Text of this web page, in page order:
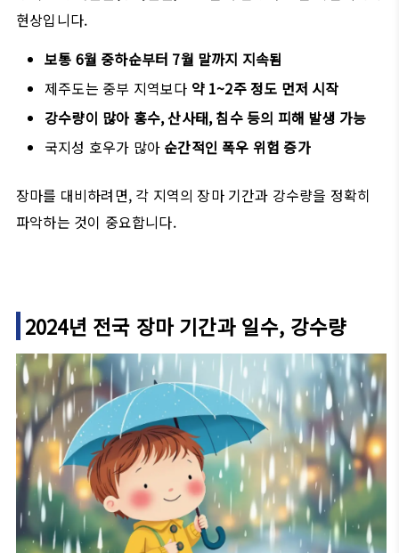
현상입니다.
보통 6월 중하순부터 7월 말까지 지속됨
제주도는 중부 지역보다 약 1~2주 정도 먼저 시작
강수량이 많아 홍수, 산사태, 침수 등의 피해 발생 가능
국지성 호우가 많아 순간적인 폭우 위험 증가
장마를 대비하려면, 각 지역의 장마 기간과 강수량을 정확히
파악하는 것이 중요합니다.
2024년 전국 장마 기간과 일수, 강수량